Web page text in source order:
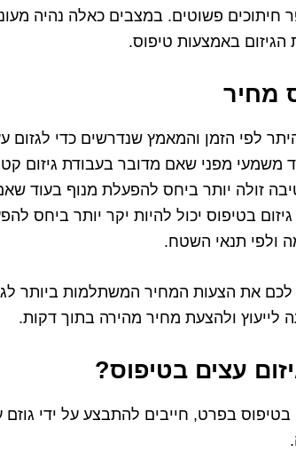
חיתוכים פשוטים. במצבים כאלה נהיה
הגיזום באמצעות טיפוס.
מחיר
לפי הזמן והמאמץ שנדרשים כדי לגזום
חד משמעי מפני שאם מדובר בעבודת גיזום
זולה יותר ביחס להפעלת מנוף בעוד
בטיפוס יכול להיות יקר יותר ביחס
ולפי תנאי השטח.
לכם את הצעות המחיר המשתלמות ביותר
לייעוץ ולהצעת מחיר מהירה בתוך דקות.
עצים בטיפוס?
בטיפוס בפרט, חייבים להתבצע על ידי